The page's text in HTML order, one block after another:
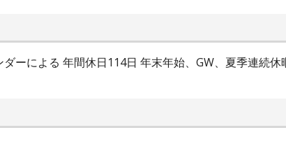
ーによる 年間休日114日 年末年始、GW、夏季連続